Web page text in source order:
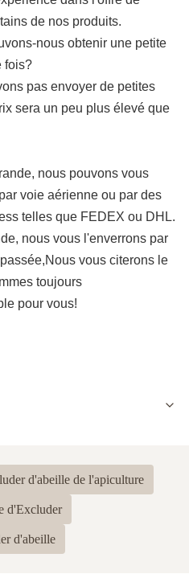
de nos produits.
nous obtenir une petite
fois?
pas envoyer de petites
sera un peu plus élevé que
nous pouvons vous
voie aérienne ou par des
telles que FEDEX ou DHL.
nous vous l'enverrons par
vous citerons le
toujours
pour vous!
100%
d'abeille de l'apiculture
d'Excluder
d'abeille